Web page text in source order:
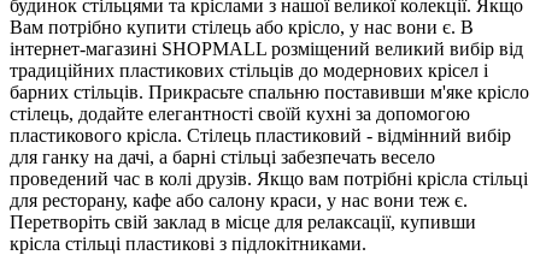
будинок стільцями та кріслами з нашої великої колекції. Якщо
Вам потрібно купити стілець або крісло, у нас вони є. В
інтернет-магазині SHOPMALL розміщений великий вибір від
традиційних пластикових стільців до модернових крісел і
барних стільців. Прикрасьте спальню поставивши м'яке крісло
стілець, додайте елегантності своїй кухні за допомогою
пластикового крісла. Стілець пластиковий - відмінний вибір
для ганку на дачі, а барні стільці забезпечать весело
проведений час в колі друзів. Якщо вам потрібні крісла стільці
для ресторану, кафе або салону краси, у нас вони теж є.
Перетворіть свій заклад в місце для релаксації, купивши
крісла стільці пластикові з підлокітниками.